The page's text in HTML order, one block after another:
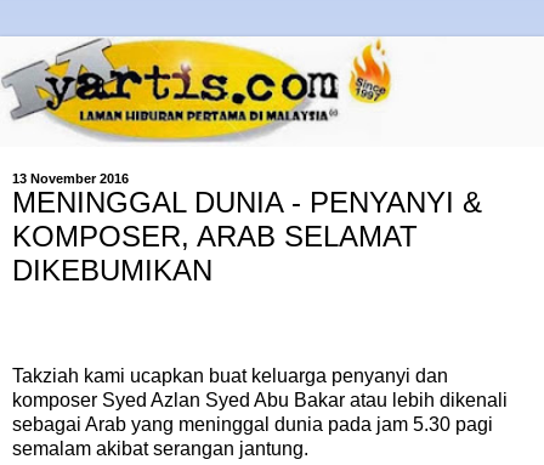
13 November 2016
MENINGGAL DUNIA - PENYANYI &
KOMPOSER, ARAB SELAMAT
DIKEBUMIKAN
Takziah kami ucapkan buat keluarga penyanyi dan
komposer Syed Azlan Syed Abu Bakar atau lebih dikenali
sebagai Arab yang meninggal dunia pada jam 5.30 pagi
semalam akibat serangan jantung.